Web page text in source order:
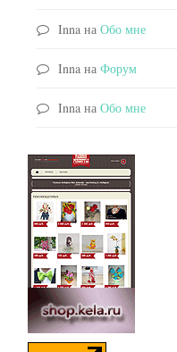
Inna на Обо мне
Inna на Форум
Inna на Обо мне